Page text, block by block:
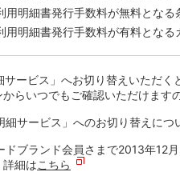
用明細書発行手数料が無料とな
用明細書発行手数料が有料とな
サービス」へお切り替えいただ
らいつでもご確認いただけます
細サービス」へのお切り替えにつ
ドブランド会員さまで2013年12
詳細はこちら